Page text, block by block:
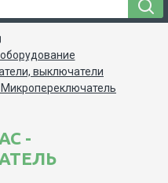
выключатели
-